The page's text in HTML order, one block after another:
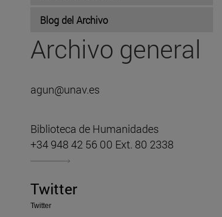
Blog del Archivo
Archivo general
agun@unav.es
Biblioteca de Humanidades
+34 948 42 56 00 Ext. 80 2338
Twitter
Twitter